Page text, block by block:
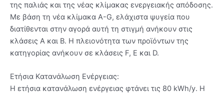
της παλιάς και της νέας κλίμακας ενεργειακής απόδοσης.
Με βάση τη νέα κλίμακα A-G, ελάχιστα ψυγεία που
διατίθενται στην αγορά αυτή τη στιγμή ανήκουν στις
κλάσεις Α και Β. Η πλειονότητα των προϊόντων της
κατηγορίας ανήκουν σε κλάσεις F, E και D.
Ετήσια Κατανάλωση Ενέργειας:
Η ετήσια κατανάλωση ενέργειας φτάνει τις 80 kWh/y. Η